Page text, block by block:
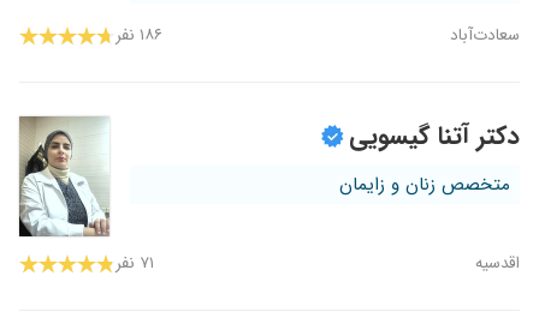
سعادت‌آباد ۱۸۶ نفر
دکتر آتنا گیسویی
متخصص زنان و زایمان
اقدسیه ۷۱ نفر